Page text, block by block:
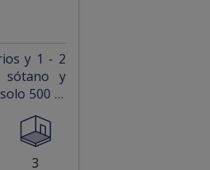
y 1 - 2
sótano y
500 m
3